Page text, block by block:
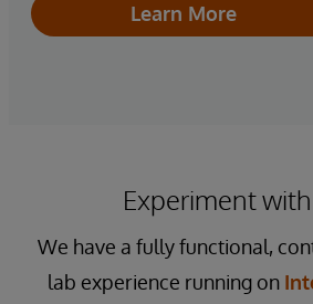
Learn More
Experiment with
We have a fully functional,
lab experience running on